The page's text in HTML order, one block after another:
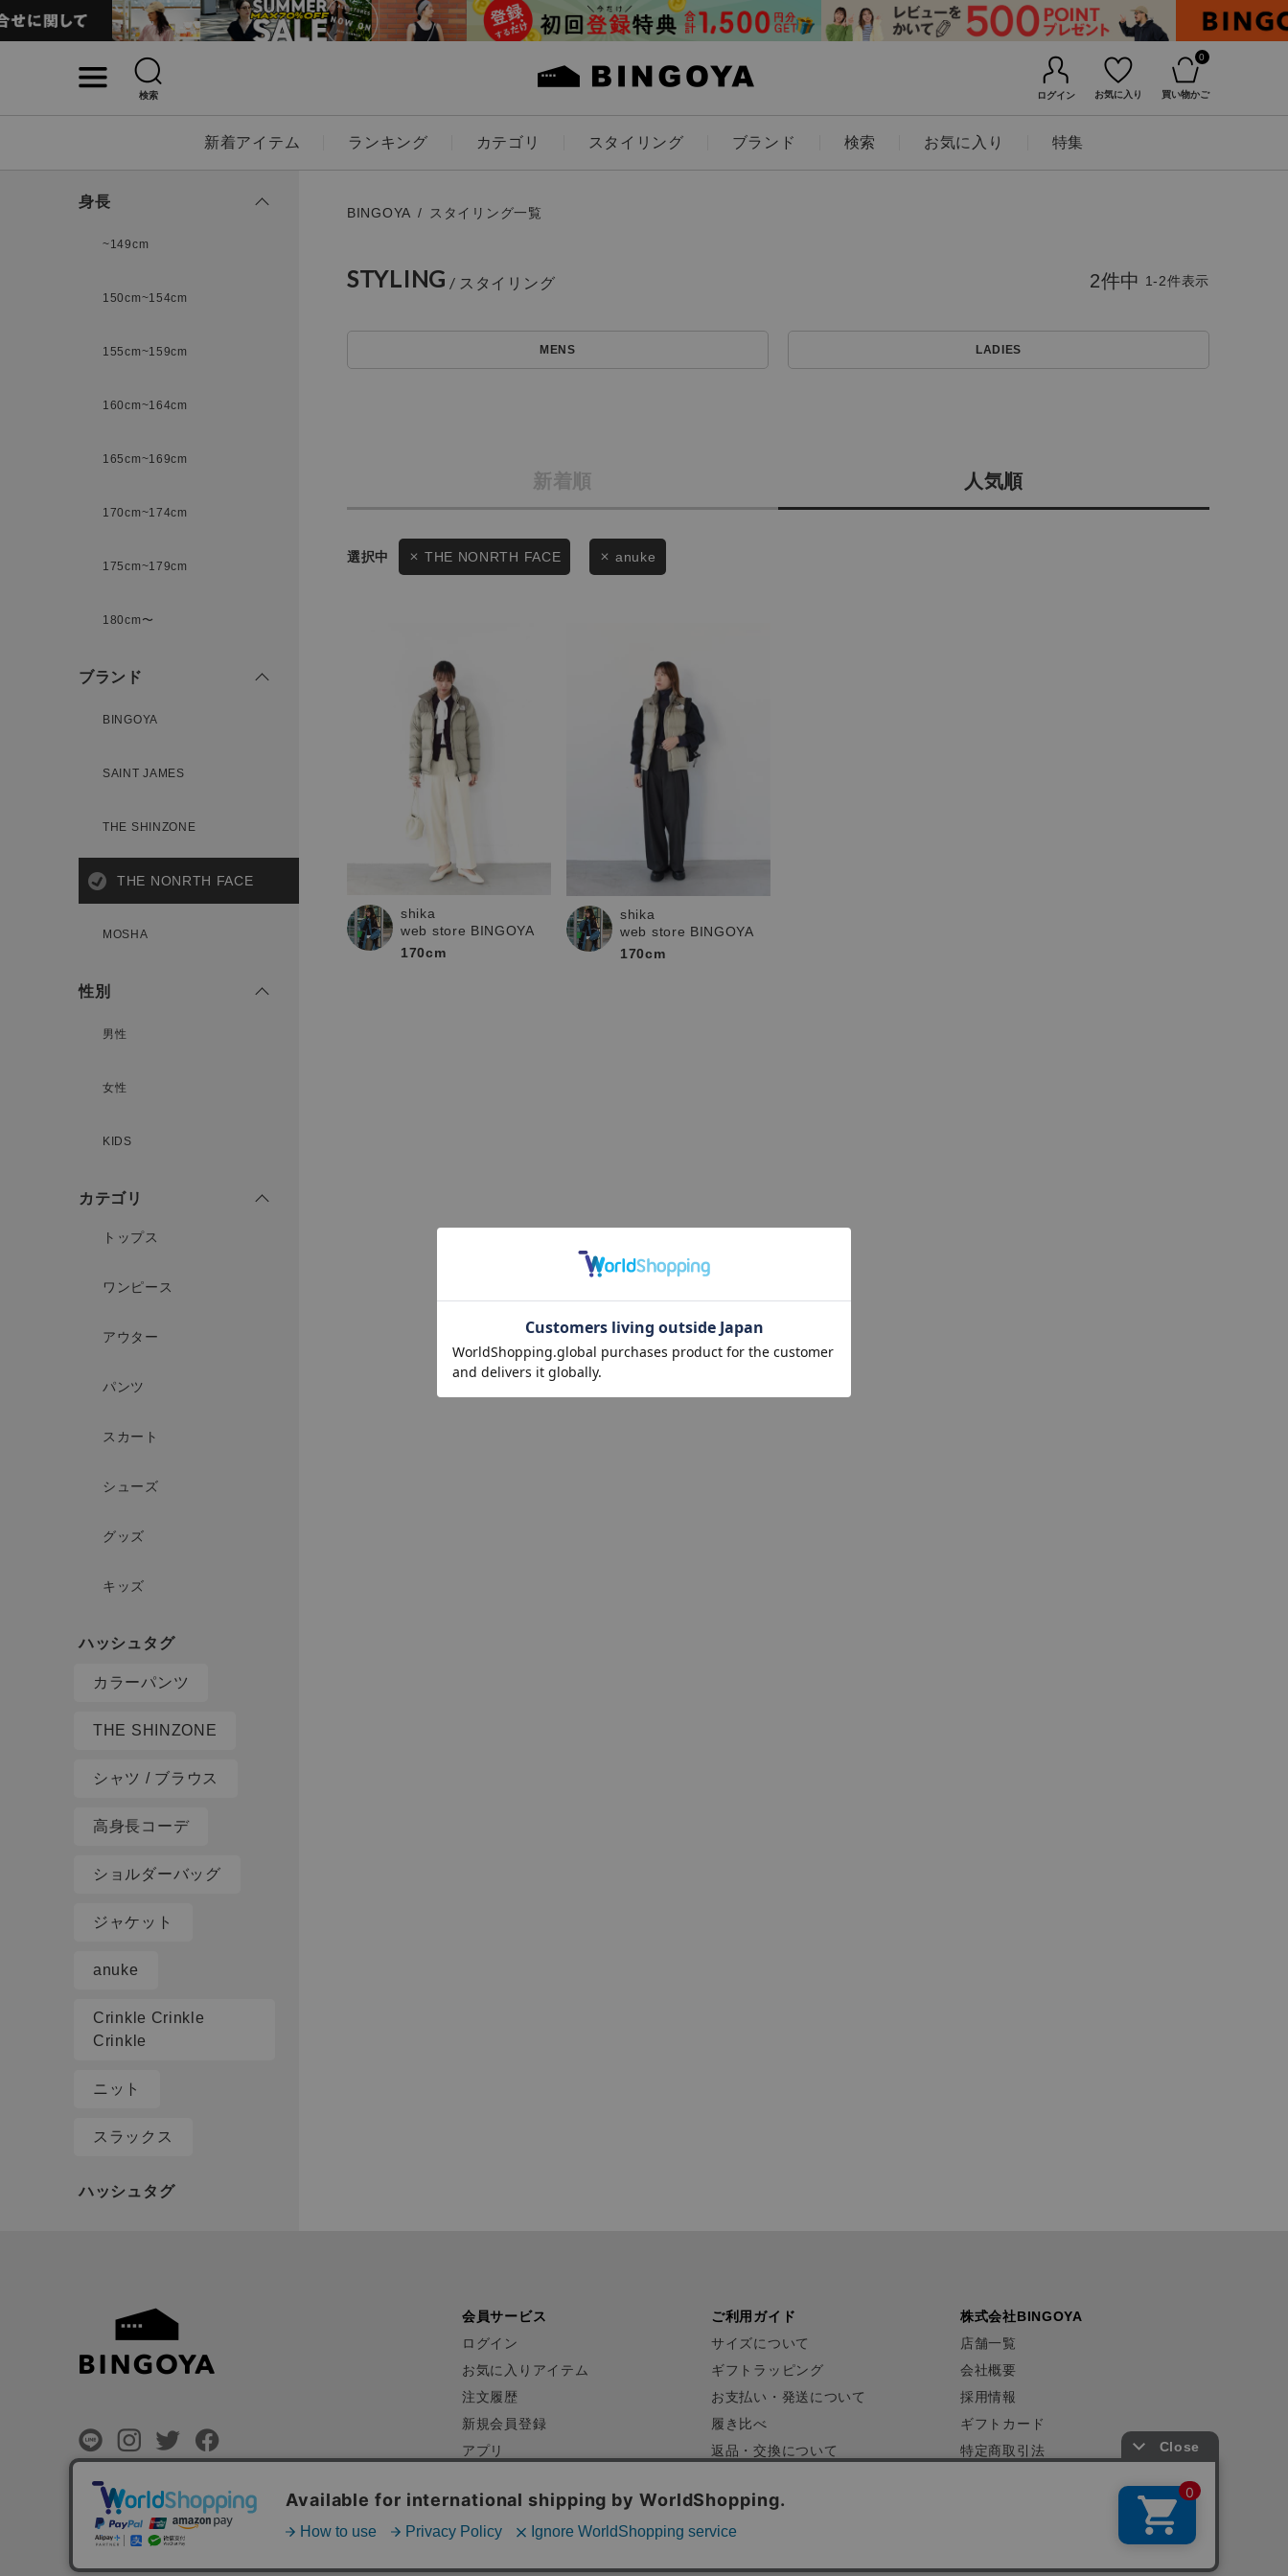
検索 ログイン お気に入り
0
買い物かご
新着アイテム ランキング カテゴリ スタイリング ブランド 検索 お気に入り 特集
新規会員登録
アイテムを探す
スタイリングから探す
WEB限定アイテムを探す
BINGOYAについて
採用情報
お知らせ
ご利用ガイド
ギフトラッピング
キーワード
LADIES KIDS
価格
この条件で絞り込む
身長
~149cm
150cm~154cm
155cm~159cm
160cm~164cm
165cm~169cm
170cm~174cm
175cm~179cm
180cm〜
ブランド
BINGOYA
SAINT JAMES
THE SHINZONE
THE NONRTH FACE
MOSHA
性別
男性
女性
KIDS
カテゴリ
トップス
ワンピース
アウター
パンツ
スカート
シューズ
グッズ
キッズ
カラーパンツ
THE SHINZONE
シャツ / ブラウス
高身長コーデ
ショルダーバッグ
ジャケット
anuke
Crinkle Crinkle
Crinkle
ニット
スラックス
BINGOYA スタイリング一覧
STYLING
MENS LADIES
新着順 人気順
2件中 1-2件表示
THE NONRTH FACE anuke
shika
web store BINGOYA
170cm
shika
web store BINGOYA
170cm
会員サービス
ログイン
お気に入りアイテム
注文履歴
新規会員登録
アプリ
ご利用ガイド
サイズについて
ギフトラッピング
お支払い・発送について
履き比べ
返品・交換について
お問い合わせ
株式会社BINGOYA
店舗一覧
会社概要
採用情報
ギフトカード
特定商取引法
©BINGOYA Co,.Ltd.